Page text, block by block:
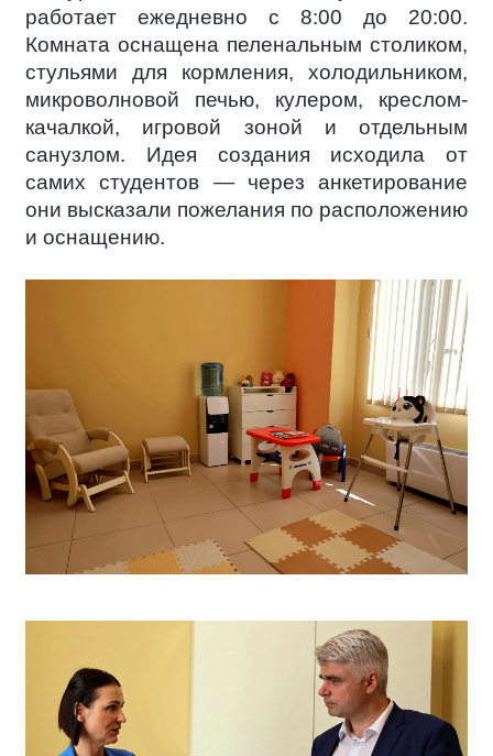
работает ежедневно с 8:00 до 20:00.
Комната оснащена пеленальным столиком,
стульями для кормления, холодильником,
микроволновой печью, кулером, креслом-
качалкой, игровой зоной и отдельным
санузлом. Идея создания исходила от
самих студентов — через анкетирование
они высказали пожелания по расположению
и оснащению.